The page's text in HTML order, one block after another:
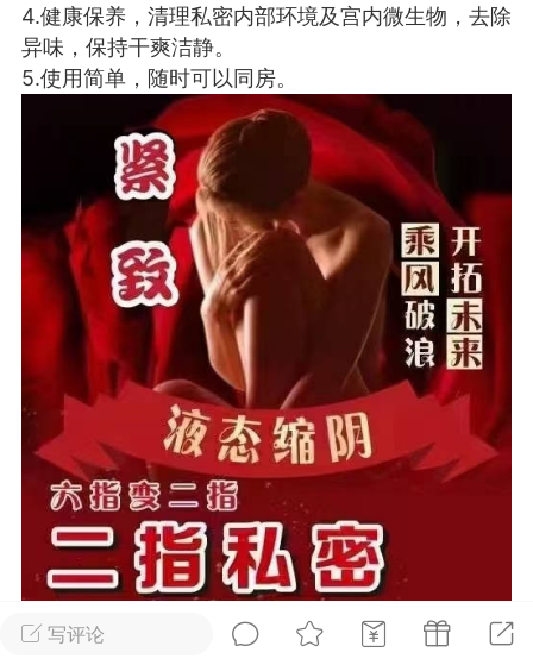
爆汗熊 卡卡动能素
美业357 芯诗妍 卡卡美业
每次200金币 点击购买
小熊水光
爆汗熊
卡卡动能素
DRYY面膜 微晶溶斑术
靓号
加盟商
26 23:18
电脑端 美业资讯
闪充小白罐
本/双效闪充，养出紧致小白脸！一、项
充小白罐 = 闪充大白肌（仪器）× 草本
产品）×极光嫩肤啫喱（产品）这是一套
护...写评论
4.健康保养，清理私密内部环境及宫内微生物，去除
异味，保持干爽洁静。
5.使用简单，随时可以同房。